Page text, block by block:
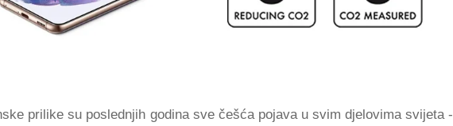
prilike su poslednjih godina sve češća pojava u svim djelovima svijeta